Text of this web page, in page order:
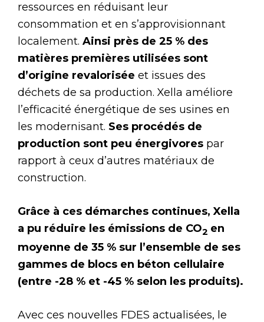
ressources en réduisant leur
consommation et en s’approvisionnant
localement. Ainsi près de 25 % des
matières premières utilisées sont
d’origine revalorisée et issues des
déchets de sa production. Xella améliore
l’efficacité énergétique de ses usines en
les modernisant. Ses procédés de
production sont peu énergivores par
rapport à ceux d’autres matériaux de
construction.
Grâce à ces démarches continues, Xella
a pu réduire les émissions de CO2 en
moyenne de 35 % sur l’ensemble de ses
gammes de blocs en béton cellulaire
(entre -28 % et -45 % selon les produits).
Avec ces nouvelles FDES actualisées, le